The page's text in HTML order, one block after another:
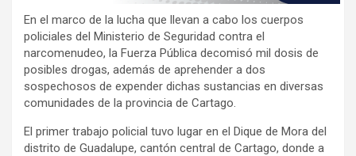
En el marco de la lucha que llevan a cabo los cuerpos
policiales del Ministerio de Seguridad contra el
narcomenudeo, la Fuerza Pública decomisó mil dosis de
posibles drogas, además de aprehender a dos
sospechosos de expender dichas sustancias en diversas
comunidades de la provincia de Cartago.
El primer trabajo policial tuvo lugar en el Dique de Mora del
distrito de Guadalupe, cantón central de Cartago, donde a